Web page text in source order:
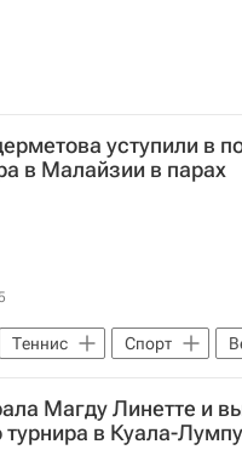
уступили в
в Малайзии в парах
Теннис Спорт
Магду Линетте и
в Куала-